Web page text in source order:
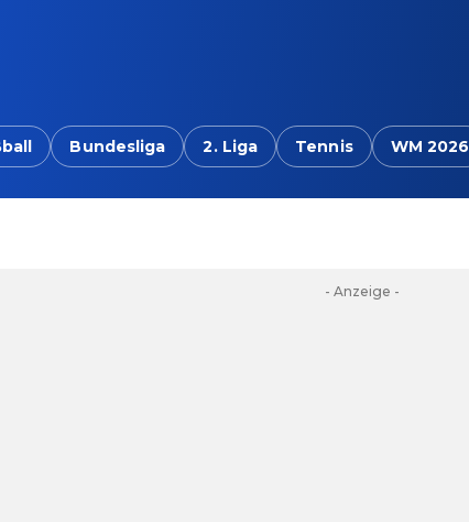
Bundesliga 2. Liga Tennis WM 2026
- Anzeige -